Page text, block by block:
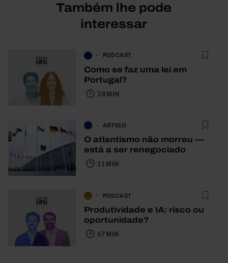
Também lhe pode
interessar
PODCAST
Como se faz uma lei em
Portugal?
38 MIN
ARTIGO
O atlantismo não morreu —
está a ser renegociado
11 MIN
PODCAST
Produtividade e IA: risco ou
oportunidade?
47 MIN